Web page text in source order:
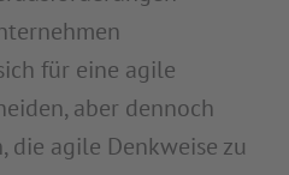
für eine agile
aber dennoch
die agile Denkweise zu